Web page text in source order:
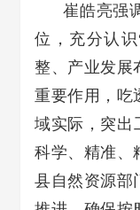
崔皓亮强
位，充分认
整、产业发展
重要作用，吃
域实际，突出
科学、精准、
县自然资源部